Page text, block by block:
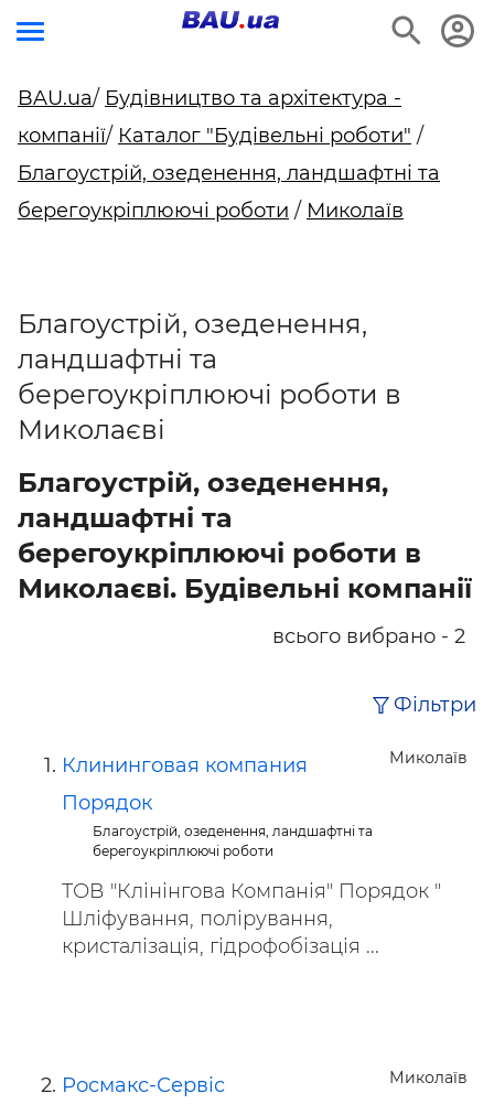
BAU.ua/ Будівництво та архітектура -
компанії/ Каталог "Будівельні роботи" /
Благоустрій, озеденення, ландшафтні та
берегоукріплюючі роботи / Миколаїв
Благоустрій, озеденення,
ландшафтні та
берегоукріплюючі роботи в
Миколаєві
Благоустрій, озеденення,
ландшафтні та
берегоукріплюючі роботи в
Миколаєві. Будівельні компанії
всього вибрано - 2
Фільтри
Миколаїв
Клининговая компания
Порядок
Благоустрій, озеденення, ландшафтні та
берегоукріплюючі роботи
ТОВ "Клінінгова Компанія" Порядок "
Шліфування, полірування,
кристалізація, гідрофобізація ...
Миколаїв
Росмакс-Сервіс